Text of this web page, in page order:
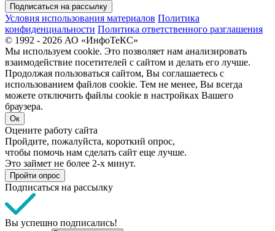
Подписаться на рассылку
Условия использования материалов Политика
конфиденциальности Политика ответственного разглашения
© 1992 - 2026 АО «ИнфоТеКС»
Мы используем cookie. Это позволяет нам анализировать
взаимодействие посетителей с сайтом и делать его лучше.
Продолжая пользоваться сайтом, Вы соглашаетесь с
использованием файлов cookie. Тем не менее, Вы всегда
можете отключить файлы cookie в настройках Вашего
браузера.
Ок
Оцените работу сайта
Пройдите, пожалуйста, короткий опрос,
чтобы помочь нам сделать сайт еще лучше.
Это займет не более 2-х минут.
Пройти опрос
Подписаться на рассылку
Вы успешно подписались!